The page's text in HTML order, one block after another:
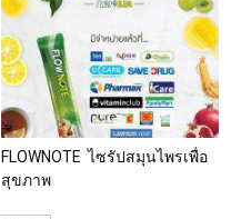
FLOWNOTE ไซรัปสมุนไพรเพื่อ
สุขภาพ